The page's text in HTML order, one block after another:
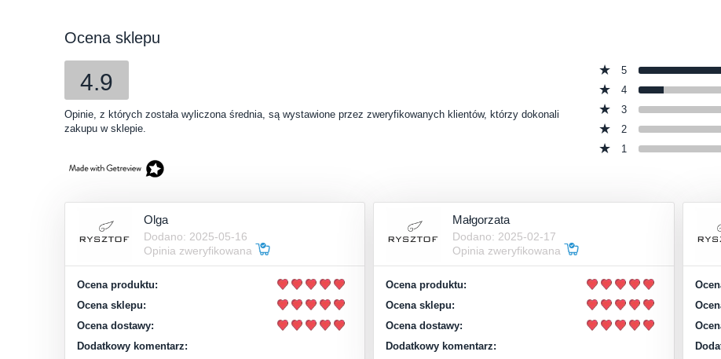
Ocena sklepu
4.9
Opinie, z których została wyliczona średnia, są wystawione przez zweryfikowanych klientów, którzy dokonali
zakupu w sklepie.
5
4
3
2
1
Olga
Dodano: 2025-05-16
Opinia zweryfikowana
Ocena produktu:
Ocena sklepu:
Ocena dostawy:
Dodatkowy komentarz:
Małgorzata
Dodano: 2025-02-17
Opinia zweryfikowana
Ocena produktu:
Ocena sklepu:
Ocena dostawy:
Dodatkowy komentarz: